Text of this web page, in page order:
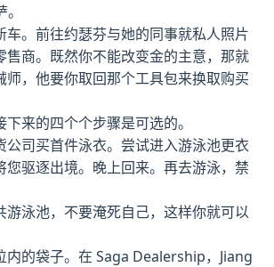
车。前往约瑟芬与她的同事就私人照片
售商。既然你不能改变金的主意，那就
师，他要你取回那个工具包来换取购买
来的四个个步骤是可选的。
公司买首件泳衣。尝试进入游泳池更衣
您驱逐出境。晚上回来。再去游泳，禁
游泳池，不要淹死自己，这样你就可以
内的袋子。在 Saga Dealership，Jiang